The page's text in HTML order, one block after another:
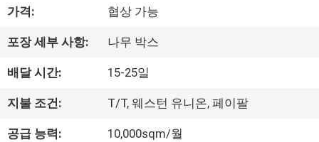
에
대
하
여
가격: 협상 가능
포장 세부 사항: 나무 박스
배달 시간: 15-25일
지불 조건: T/T, 웨스턴 유니온, 페이팔
공급 능력: 10,000sqm/월